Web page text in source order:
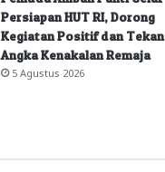
Persiapan HUT RI, Dorong
Kegiatan Positif dan Tekan
Angka Kenakalan Remaja
5 Agustus 2026